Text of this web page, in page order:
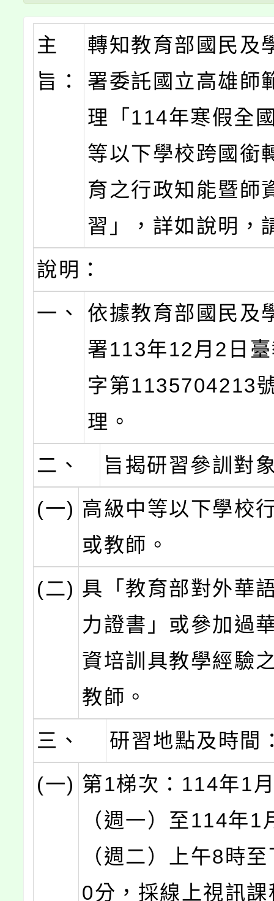
主
旨：
轉知教育部國民及
署委託國立高雄師
理「114年寒假全
等以下學校跨國銜
育之行政知能暨師
習」，詳如說明，
說明：
一、
依據教育部國民及
署113年12月2日
字第1135704213
理。
二、
旨揭研習參訓對
(一) 高級中等以下學校
或教師。
(二) 具「教育部對外華
力證書」或參加過
資培訓具教學經驗
教師。
三、
研習地點及時間
(一) 第1梯次：114年1
（週一）至114年1
（週二）上午8時
0分，採線上視訊課